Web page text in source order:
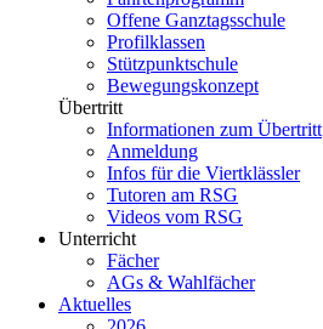
Offene Ganztagsschule
Profilklassen
Stützpunktschule
Bewegungskonzept
Übertritt
Informationen zum Übertritt
Anmeldung
Infos für die Viertklässler
Tutoren am RSG
Videos vom RSG
Unterricht
Fächer
AGs & Wahlfächer
Aktuelles